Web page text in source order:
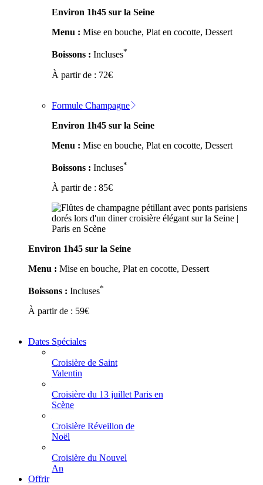
Environ 1h45 sur la Seine
Menu : Mise en bouche, Plat en cocotte, Dessert
Boissons : Incluses*
À partir de : 72€
Formule Champagne
Environ 1h45 sur la Seine
Menu : Mise en bouche, Plat en cocotte, Dessert
Boissons : Incluses*
À partir de : 85€
Environ 1h45 sur la Seine
Menu : Mise en bouche, Plat en cocotte, Dessert
Boissons : Incluses*
À partir de : 59€
Dates Spéciales
Croisière de Saint
Valentin
Croisière du 13 juillet Paris en
Scène
Croisière Réveillon de
Noël
Croisière du Nouvel
An
Offrir